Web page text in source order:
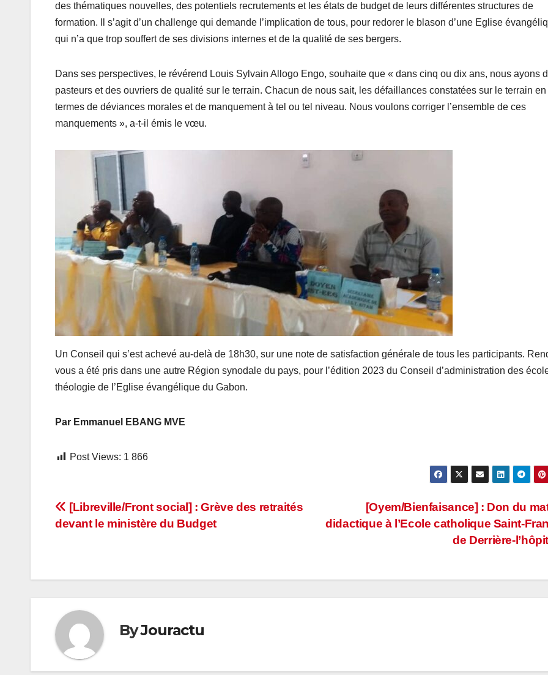
des thématiques nouvelles, des potentiels recrutements et les états de budget de leurs différentes structures de
formation. Il s’agit d’un challenge qui demande l’implication de tous, pour redorer le blason d’une Eglise
qui n’a que trop souffert de ses divisions internes et de la qualité de ses bergers.
Dans ses perspectives, le révérend Louis Sylvain Allogo Engo, souhaite que « dans cinq ou dix ans, nous ayons
pasteurs et des ouvriers de qualité sur le terrain. Chacun de nous sait, les défaillances constatées sur le terrain en
termes de déviances morales et de manquement à tel ou tel niveau. Nous voulons corriger l’ensemble de ces
manquements », a-t-il émis le vœu.
Un Conseil qui s’est achevé au-delà de 18h30, sur une note de satisfaction générale de tous les participants.
vous a été pris dans une autre Région synodale du pays, pour l’édition 2023 du Conseil d’administration des
théologie de l’Eglise évangélique du Gabon.
Par Emmanuel EBANG MVE
Post Views: 1 866
Navigation
[Oyem/Bienfaisance] : Don du
didactique à l’Ecole catholique Saint-
de Derrière-
[Libreville/Front social] : Grève des retraités
devant le ministère du Budget
ByJouractu